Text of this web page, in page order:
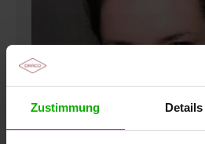
Zustimmung Details